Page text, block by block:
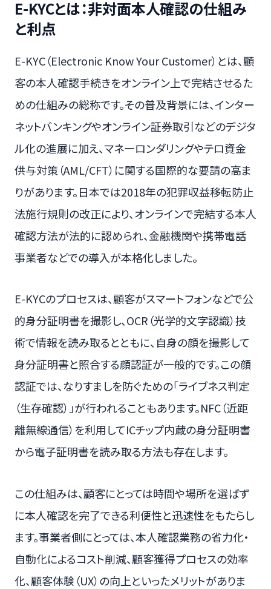
E-KYCとは：非対面本人確認の仕組み
と利点
E-KYC（Electronic Know Your Customer）とは、顧
客の本人確認手続きをオンライン上で完結させるた
めの仕組みの総称です。その普及背景には、インター
ネットバンキングやオンライン証券取引などのデジタ
ル化の進展に加え、マネーロンダリングやテロ資金
供与対策（AML/CFT）に関する国際的な要請の高ま
りがあります。日本では2018年の犯罪収益移転防止
法施行規則の改正により、オンラインで完結する本人
確認方法が法的に認められ、金融機関や携帯電話
事業者などでの導入が本格化しました。
E-KYCのプロセスは、顧客がスマートフォンなどで公
的身分証明書を撮影し、OCR（光学的文字認識）技
術で情報を読み取るとともに、自身の顔を撮影して
身分証明書と照合する顔認証が一般的です。この顔
認証では、なりすましを防ぐための「ライブネス判定
（生存確認）」が行われることもあります。NFC（近距
離無線通信）を利用してICチップ内蔵の身分証明書
から電子証明書を読み取る方法も存在します。
この仕組みは、顧客にとっては時間や場所を選ばず
に本人確認を完了できる利便性と迅速性をもたらし
ます。事業者側にとっては、本人確認業務の省力化・
自動化によるコスト削減、顧客獲得プロセスの効率
化、顧客体験（UX）の向上といったメリットがありま